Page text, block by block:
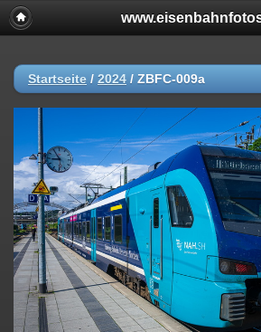
Startseite / 2024 / ZBFC-009a